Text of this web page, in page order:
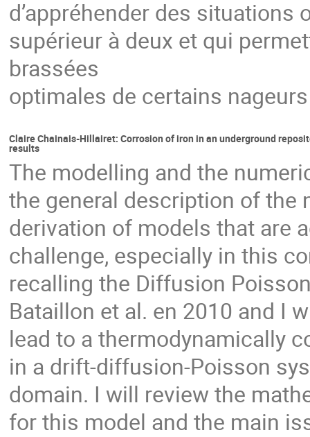
d’appréhender des
supérieur à deux et qui
brassées
optimales de certains
Claire Chainais-Hillairet: Corrosion of iron in an underground
results
The modelling and the
the general description of the
derivation of models that are
challenge, especially in this
recalling the Diffusion
Bataillon et al. en 2010 and I
lead to a thermodynamically
in a drift-diffusion-Poisson
domain. I will review the
for this model and the main